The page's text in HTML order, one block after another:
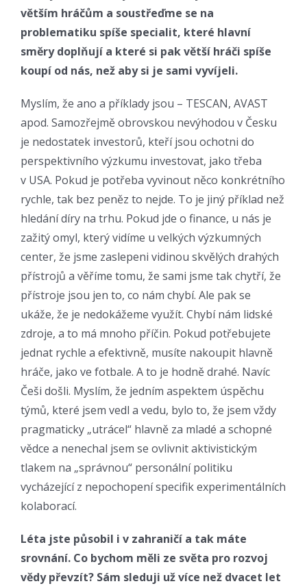
větším hráčům a soustřeďme se na
problematiku spíše specialit, které hlavní
směry doplňují a které si pak větší hráči spíše
koupí od nás, než aby si je sami vyvíjeli.
Myslím, že ano a příklady jsou – TESCAN, AVAST
apod. Samozřejmě obrovskou nevýhodou v Česku
je nedostatek investorů, kteří jsou ochotni do
perspektivního výzkumu investovat, jako třeba
v USA. Pokud je potřeba vyvinout něco konkrétního
rychle, tak bez peněz to nejde. To je jiný příklad než
hledání díry na trhu. Pokud jde o finance, u nás je
zažitý omyl, který vidíme u velkých výzkumných
center, že jsme zaslepeni vidinou skvělých drahých
přístrojů a věříme tomu, že sami jsme tak chytří, že
přístroje jsou jen to, co nám chybí. Ale pak se
ukáže, že je nedokážeme využít. Chybí nám lidské
zdroje, a to má mnoho příčin. Pokud potřebujete
jednat rychle a efektivně, musíte nakoupit hlavně
hráče, jako ve fotbale. A to je hodně drahé. Navíc
Češi došli. Myslím, že jedním aspektem úspěchu
týmů, které jsem vedl a vedu, bylo to, že jsem vždy
pragmaticky „utrácel“ hlavně za mladé a schopné
vědce a nenechal jsem se ovlivnit aktivistickým
tlakem na „správnou“ personální politiku
vycházející z nepochopení specifik experimentálních
kolaborací.
Léta jste působil i v zahraničí a tak máte
srovnání. Co bychom měli ze světa pro rozvoj
vědy převzít? Sám sleduji už více než dvacet let